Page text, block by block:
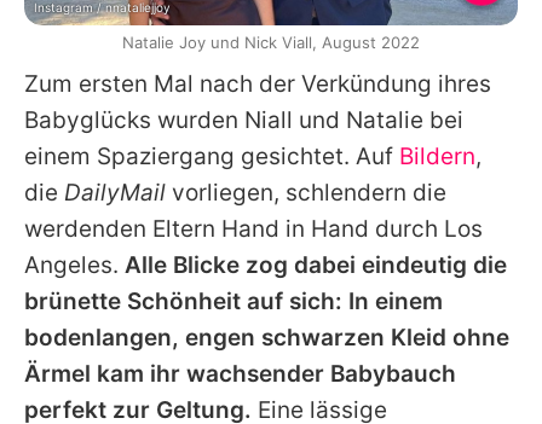
Zum ersten Mal nach der Verkündung ihres
Babyglücks wurden Niall und Natalie bei
einem Spaziergang gesichtet. Auf Bildern,
die DailyMail vorliegen, schlendern die
werdenden Eltern Hand in Hand durch Los
Angeles. Alle Blicke zog dabei eindeutig die
brünette Schönheit auf sich: In einem
bodenlangen, engen schwarzen Kleid ohne
Ärmel kam ihr wachsender Babybauch
perfekt zur Geltung. Eine lässige
Instagram / nnataliejjoy
Natalie Joy und Nick Viall, August 2022